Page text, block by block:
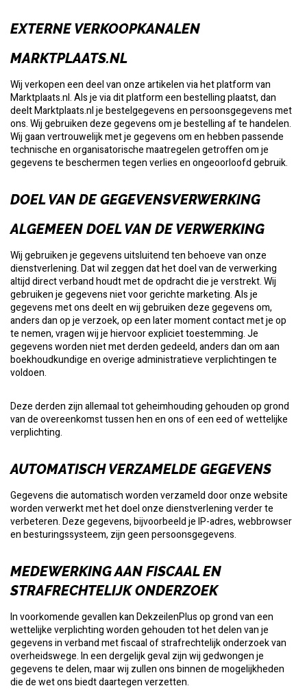
EXTERNE VERKOOPKANALEN
MARKTPLAATS.NL
Wij verkopen een deel van onze artikelen via het platform van
Marktplaats.nl. Als je via dit platform een bestelling plaatst, dan
deelt Marktplaats.nl je bestelgegevens en persoonsgegevens met
ons. Wij gebruiken deze gegevens om je bestelling af te handelen.
Wij gaan vertrouwelijk met je gegevens om en hebben passende
technische en organisatorische maatregelen getroffen om je
gegevens te beschermen tegen verlies en ongeoorloofd gebruik.
DOEL VAN DE GEGEVENSVERWERKING
ALGEMEEN DOEL VAN DE VERWERKING
Wij gebruiken je gegevens uitsluitend ten behoeve van onze
dienstverlening. Dat wil zeggen dat het doel van de verwerking
altijd direct verband houdt met de opdracht die je verstrekt. Wij
gebruiken je gegevens niet voor gerichte marketing. Als je
gegevens met ons deelt en wij gebruiken deze gegevens om,
anders dan op je verzoek, op een later moment contact met je op
te nemen, vragen wij je hiervoor expliciet toestemming. Je
gegevens worden niet met derden gedeeld, anders dan om aan
boekhoudkundige en overige administratieve verplichtingen te
voldoen.
Deze derden zijn allemaal tot geheimhouding gehouden op grond
van de overeenkomst tussen hen en ons of een eed of wettelijke
verplichting.
AUTOMATISCH VERZAMELDE GEGEVENS
Gegevens die automatisch worden verzameld door onze website
worden verwerkt met het doel onze dienstverlening verder te
verbeteren. Deze gegevens, bijvoorbeeld je IP-adres, webbrowser
en besturingssysteem, zijn geen persoonsgegevens.
MEDEWERKING AAN FISCAAL EN
STRAFRECHTELIJK ONDERZOEK
In voorkomende gevallen kan DekzeilenPlus op grond van een
wettelijke verplichting worden gehouden tot het delen van je
gegevens in verband met fiscaal of strafrechtelijk onderzoek van
overheidswege. In een dergelijk geval zijn wij gedwongen je
gegevens te delen, maar wij zullen ons binnen de mogelijkheden
die de wet ons biedt daartegen verzetten.